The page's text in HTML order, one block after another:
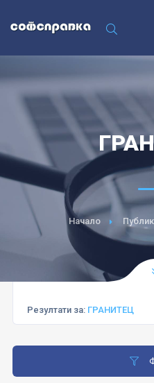
Начало
Резултати за: ГРАНИТЕЦ